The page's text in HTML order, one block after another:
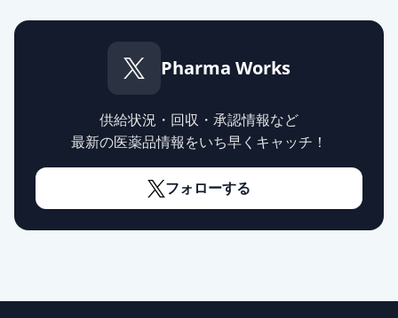
Pharma Works
供給状況・回収・承認情報など
最新の医薬品情報をいち早くキャッチ！
フォローする